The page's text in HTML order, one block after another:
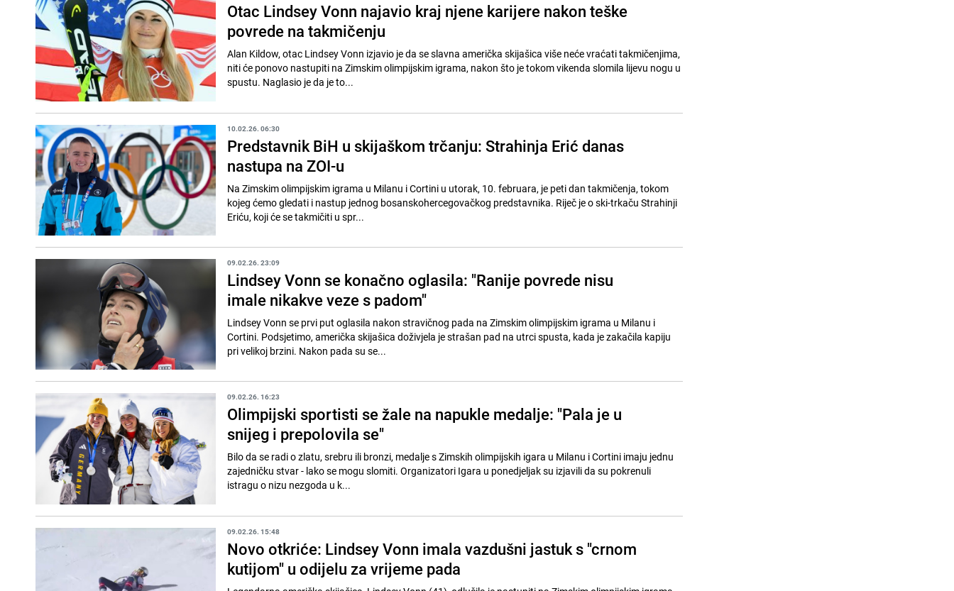
Otac Lindsey Vonn najavio kraj njene karijere nakon teške
povrede na takmičenju
Alan Kildow, otac Lindsey Vonn izjavio je da se slavna američka skijašica više neće vraćati takmičenjima,
niti će ponovo nastupiti na Zimskim olimpijskim igrama, nakon što je tokom vikenda slomila lijevu nogu u
spustu. Naglasio je da je to...
10.02.26. 06:30
Predstavnik BiH u skijaškom trčanju: Strahinja Erić danas
nastupa na ZOI-u
Na Zimskim olimpijskim igrama u Milanu i Cortini u utorak, 10. februara, je peti dan takmičenja, tokom
kojeg ćemo gledati i nastup jednog bosanskohercegovačkog predstavnika. Riječ je o ski-trkaču Strahinji
Eriću, koji će se takmičiti u spr...
09.02.26. 23:09
Lindsey Vonn se konačno oglasila: "Ranije povrede nisu
imale nikakve veze s padom"
Lindsey Vonn se prvi put oglasila nakon stravičnog pada na Zimskim olimpijskim igrama u Milanu i
Cortini. Podsjetimo, američka skijašica doživjela je strašan pad na utrci spusta, kada je zakačila kapiju
pri velikoj brzini. Nakon pada su se...
09.02.26. 16:23
Olimpijski sportisti se žale na napukle medalje: "Pala je u
snijeg i prepolovila se"
Bilo da se radi o zlatu, srebru ili bronzi, medalje s Zimskih olimpijskih igara u Milanu i Cortini imaju jednu
zajedničku stvar - lako se mogu slomiti. Organizatori Igara u ponedjeljak su izjavili da su pokrenuli
istragu o nizu nezgoda u k...
09.02.26. 15:48
Novo otkriće: Lindsey Vonn imala vazdušni jastuk s "crnom
kutijom" u odijelu za vrijeme pada